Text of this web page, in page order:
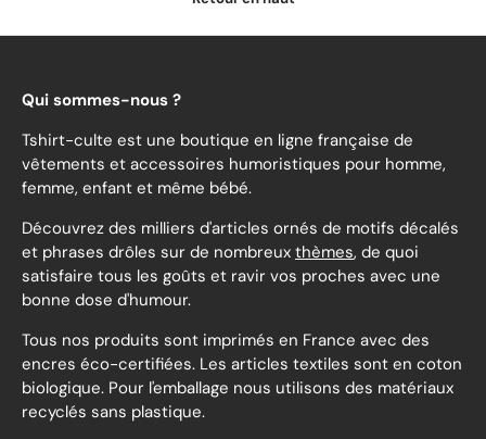
Qui sommes-nous ?
Tshirt-culte est une boutique en ligne française de
vêtements et accessoires humoristiques pour homme,
femme, enfant et même bébé.
Découvrez des milliers d'articles ornés de motifs décalés
et phrases drôles sur de nombreux thèmes, de quoi
satisfaire tous les goûts et ravir vos proches avec une
bonne dose d'humour.
Tous nos produits sont imprimés en France avec des
encres éco-certifiées. Les articles textiles sont en coton
biologique. Pour l'emballage nous utilisons des matériaux
recyclés sans plastique.